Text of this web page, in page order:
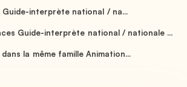
Guide-interprète national / na...
Guide-interprète national / nationale ...
la même famille Animation...